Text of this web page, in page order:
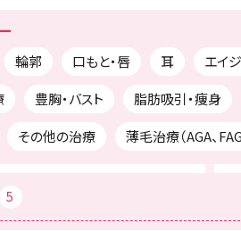
輪郭 口もと・唇 耳 エイ
豊胸・バスト 脂肪吸引・痩身
その他の治療 薄毛治療（AGA、
5